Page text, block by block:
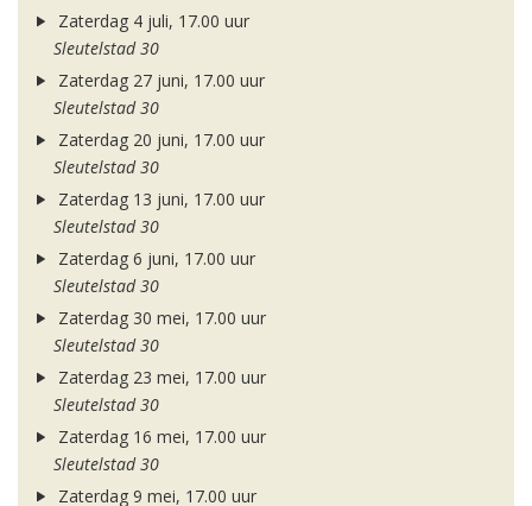
Zaterdag 4 juli, 17.00 uur
Sleutelstad 30
Zaterdag 27 juni, 17.00 uur
Sleutelstad 30
Zaterdag 20 juni, 17.00 uur
Sleutelstad 30
Zaterdag 13 juni, 17.00 uur
Sleutelstad 30
Zaterdag 6 juni, 17.00 uur
Sleutelstad 30
Zaterdag 30 mei, 17.00 uur
Sleutelstad 30
Zaterdag 23 mei, 17.00 uur
Sleutelstad 30
Zaterdag 16 mei, 17.00 uur
Sleutelstad 30
Zaterdag 9 mei, 17.00 uur